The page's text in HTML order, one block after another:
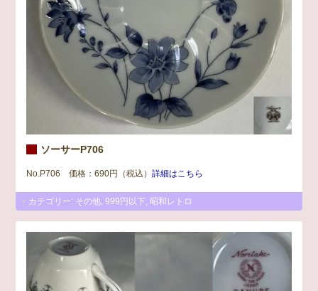
ソーサーP706
No.P706 価格：690円（税込）詳細はこちら
カテゴリー: その他 ,999円以下 昭和レトロ